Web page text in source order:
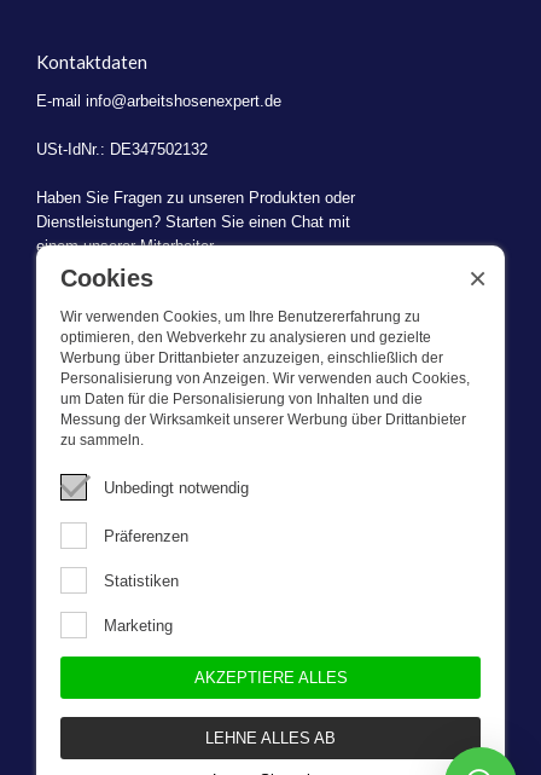
Kontaktdaten
E-mail info@arbeitshosenexpert.de
USt-IdNr.: DE347502132
Haben Sie Fragen zu unseren Produkten oder
Dienstleistungen? Starten Sie einen Chat mit
einem unserer Mitarbeiter.
WAS WIR TUN
Dieser Webshop ist Teil von BEVAZET BV. Bevazet beliefert seit
1983 große und kleinere Unternehmen mit Berufsbekleidung. Wir
haben einen eigenen Laden/Ausstellungsraum in Brandwijk. Wir
bieten unseren Kunden hochwertige und starke
Unternehmenskleidung zu einem wettbewerbsfähigen Preis. UnseR
Service ist schnell, wir führen Lagerbestände und liefern auch
maßgeschneiderte Unternehmenskleidung, die von unserem
Kontakt auf für weitere fragen.
Cookies
Wir verwenden Cookies, um Ihre Benutzererfahrung zu
optimieren, den Webverkehr zu analysieren und gezielte
Werbung über Drittanbieter anzuzeigen, einschließlich der
Personalisierung von Anzeigen. Wir verwenden auch Cookies,
um Daten für die Personalisierung von Inhalten und die
Messung der Wirksamkeit unserer Werbung über Drittanbieter
zu sammeln.
Unbedingt notwendig
Präferenzen
Statistiken
Marketing
AKZEPTIERE ALLES
LEHNE ALLES AB
×